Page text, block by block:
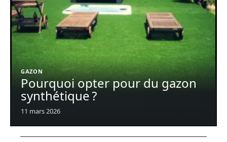
GAZON
Pourquoi opter pour du gazon
synthétique ?
11 mars 2026